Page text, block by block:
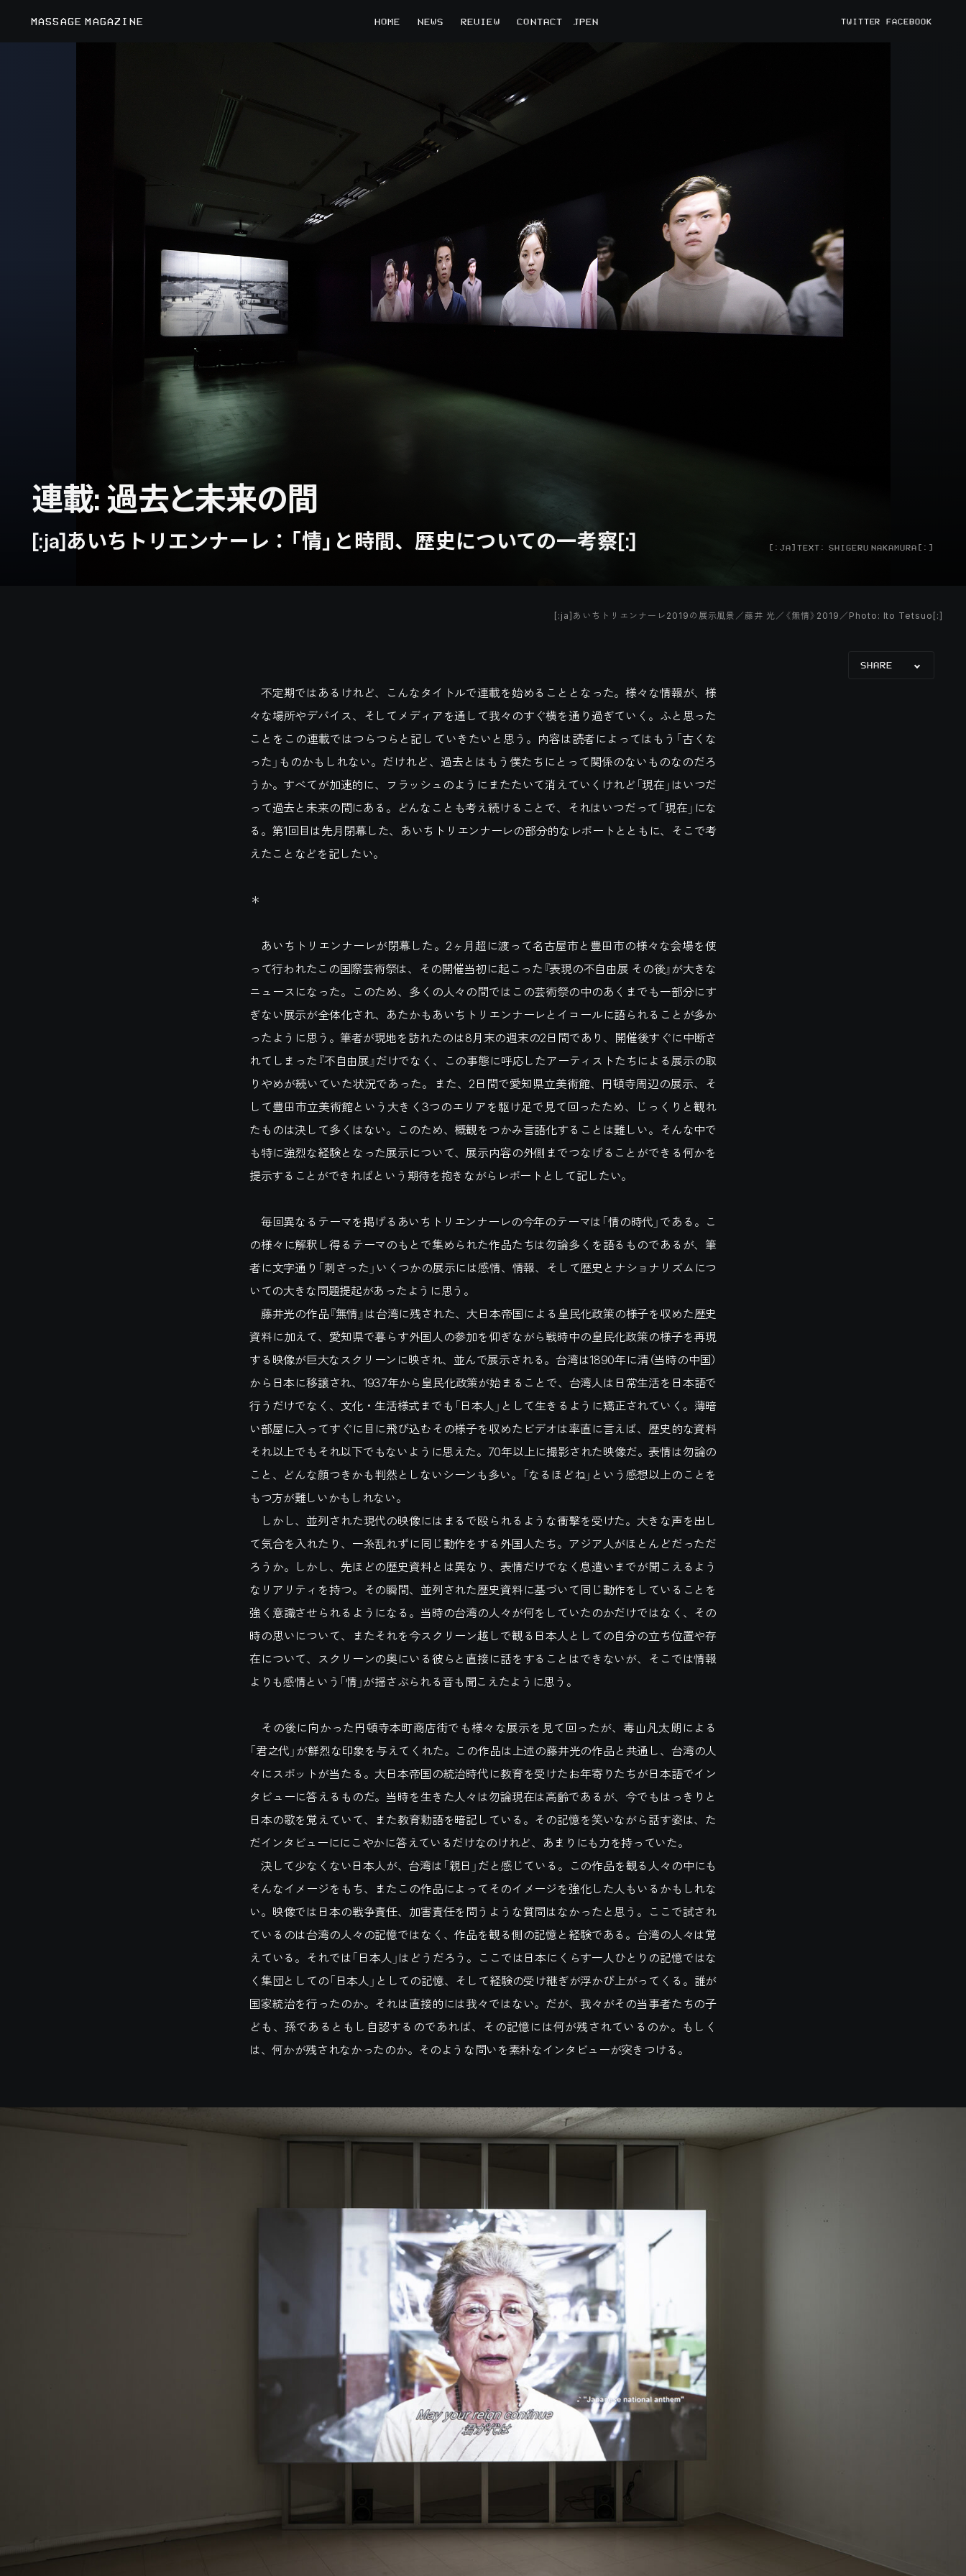
MASSAGE MAGAZINE HOME NEWS REVIEW CONTACT JPEN TWITTER FACEBOOK
連載: 過去と未来の間
[:ja]あいちトリエンナーレ：「情」と時間、歴史についての一考察[:] [:JA]TEXT: SHIGERU NAKAMURA[:]
[:ja]あいちトリエンナーレ2019の展示風景／藤井 光／《無情》2019／Photo: Ito Tetsuo[:]
SHARE
不定期ではあるけれど、こんなタイトルで連載を始めることとなった。様々な情報が、様
々な場所やデバイス、そしてメディアを通して我々のすぐ横を通り過ぎていく。ふと思った
ことをこの連載ではつらつらと記していきたいと思う。内容は読者によってはもう「古くな
った」ものかもしれない。だけれど、過去とはもう僕たちにとって関係のないものなのだろ
うか。すべてが加速的に、フラッシュのようにまたたいて消えていくけれど「現在」はいつだ
って過去と未来の間にある。どんなことも考え続けることで、それはいつだって「現在」にな
る。第1回目は先月閉幕した、あいちトリエンナーレの部分的なレポートとともに、そこで考
えたことなどを記したい。
＊
あいちトリエンナーレが閉幕した。2ヶ月超に渡って名古屋市と豊田市の様々な会場を使
って行われたこの国際芸術祭は、その開催当初に起こった『表現の不自由展 その後』が大きな
ニュースになった。このため、多くの人々の間ではこの芸術祭の中のあくまでも一部分にす
ぎない展示が全体化され、あたかもあいちトリエンナーレとイコールに語られることが多か
ったように思う。筆者が現地を訪れたのは8月末の週末の2日間であり、開催後すぐに中断さ
れてしまった『不自由展』だけでなく、この事態に呼応したアーティストたちによる展示の取
りやめが続いていた状況であった。また、2日間で愛知県立美術館、円頓寺周辺の展示、そ
して豊田市立美術館という大きく3つのエリアを駆け足で見て回ったため、じっくりと観れ
たものは決して多くはない。このため、概観をつかみ言語化することは難しい。そんな中で
も特に強烈な経験となった展示について、展示内容の外側までつなげることができる何かを
提示することができればという期待を抱きながらレポートとして記したい。
毎回異なるテーマを掲げるあいちトリエンナーレの今年のテーマは「情の時代」である。こ
の様々に解釈し得るテーマのもとで集められた作品たちは勿論多くを語るものであるが、筆
者に文字通り「刺さった」いくつかの展示には感情、情報、そして歴史とナショナリズムにつ
いての大きな問題提起があったように思う。
藤井光の作品『無情』は台湾に残された、大日本帝国による皇民化政策の様子を収めた歴史
資料に加えて、愛知県で暮らす外国人の参加を仰ぎながら戦時中の皇民化政策の様子を再現
する映像が巨大なスクリーンに映され、並んで展示される。台湾は1890年に清（当時の中国）
から日本に移譲され、1937年から皇民化政策が始まることで、台湾人は日常生活を日本語で
行うだけでなく、文化・生活様式までも「日本人」として生きるように矯正されていく。薄暗
い部屋に入ってすぐに目に飛び込むその様子を収めたビデオは率直に言えば、歴史的な資料
それ以上でもそれ以下でもないように思えた。70年以上に撮影された映像だ。表情は勿論の
こと、どんな顔つきかも判然としないシーンも多い。「なるほどね」という感想以上のことを
もつ方が難しいかもしれない。
しかし、並列された現代の映像にはまるで殴られるような衝撃を受けた。大きな声を出し
て気合を入れたり、一糸乱れずに同じ動作をする外国人たち。アジア人がほとんどだっただ
ろうか。しかし、先ほどの歴史資料とは異なり、表情だけでなく息遣いまでが聞こえるよう
なリアリティを持つ。その瞬間、並列された歴史資料に基づいて同じ動作をしていることを
強く意識させられるようになる。当時の台湾の人々が何をしていたのかだけではなく、その
時の思いについて、またそれを今スクリーン越しで観る日本人としての自分の立ち位置や存
在について、スクリーンの奥にいる彼らと直接に話をすることはできないが、そこでは情報
よりも感情という「情」が揺さぶられる音も聞こえたように思う。
その後に向かった円頓寺本町商店街でも様々な展示を見て回ったが、毒山凡太朗による
「君之代」が鮮烈な印象を与えてくれた。この作品は上述の藤井光の作品と共通し、台湾の人
々にスポットが当たる。大日本帝国の統治時代に教育を受けたお年寄りたちが日本語でイン
タビューに答えるものだ。当時を生きた人々は勿論現在は高齢であるが、今でもはっきりと
日本の歌を覚えていて、また教育勅語を暗記している。その記憶を笑いながら話す姿は、た
だインタビューににこやかに答えているだけなのけれど、あまりにも力を持っていた。
決して少なくない日本人が、台湾は「親日」だと感じている。この作品を観る人々の中にも
そんなイメージをもち、またこの作品によってそのイメージを強化した人もいるかもしれな
い。映像では日本の戦争責任、加害責任を問うような質問はなかったと思う。ここで試され
ているのは台湾の人々の記憶ではなく、作品を観る側の記憶と経験である。台湾の人々は覚
えている。それでは「日本人」はどうだろう。ここでは日本にくらす一人ひとりの記憶ではな
く集団としての「日本人」としての記憶、そして経験の受け継ぎが浮かび上がってくる。誰が
国家統治を行ったのか。それは直接的には我々ではない。だが、我々がその当事者たちの子
ども、孫であるともし自認するのであれば、その記憶には何が残されているのか。もしく
は、何かが残されなかったのか。そのような問いを素朴なインタビューが突きつける。